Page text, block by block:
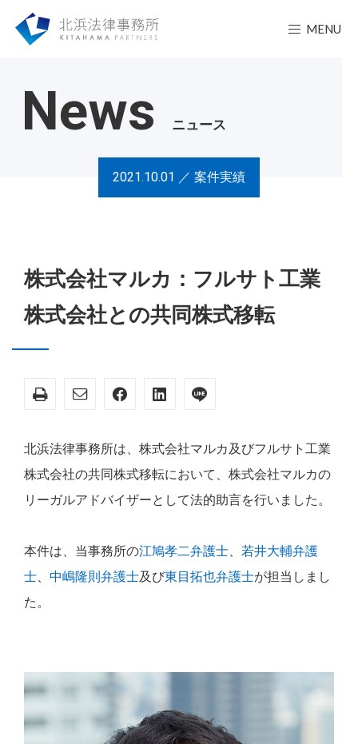
MENU
News ニュース
2021.10.01 ／ 案件実績
株式会社マルカ：フルサト工業
株式会社との共同株式移転
北浜法律事務所は、株式会社マルカ及びフルサト工業
株式会社の共同株式移転において、株式会社マルカの
リーガルアドバイザーとして法的助言を行いました。
本件は、当事務所の江鳩孝二弁護士
若井大輔弁護
士
中嶋隆則弁護士及び東目拓也弁護士が担当しまし
た。